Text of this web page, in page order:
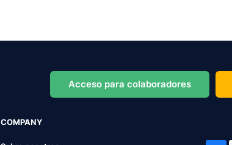
Acceso para colaboradores
COMPANY